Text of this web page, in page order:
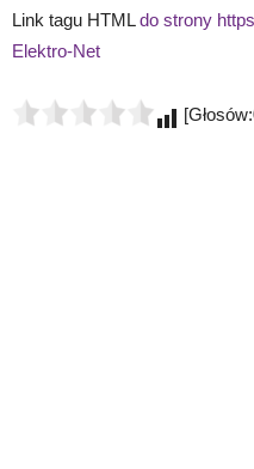
Link tagu HTMLdo strony
Elektro-Net